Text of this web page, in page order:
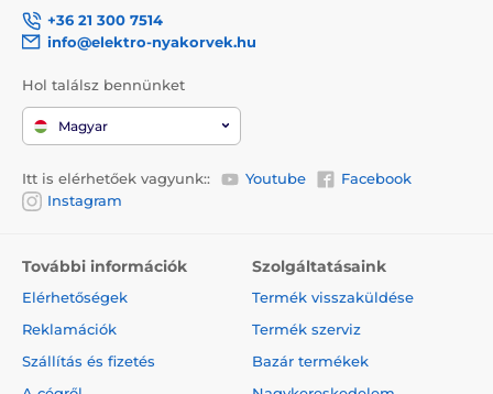
+36 21 300 7514
info@elektro-nyakorvek.hu
Hol találsz bennünket
Magyar
Itt is elérhetőek vagyunk:: Youtube
Facebook
Instagram
További információk
Elérhetőségek
Reklamációk
Szállítás és fizetés
Szolgáltatásaink
Termék visszaküldése
Termék szerviz
Bazár termékek